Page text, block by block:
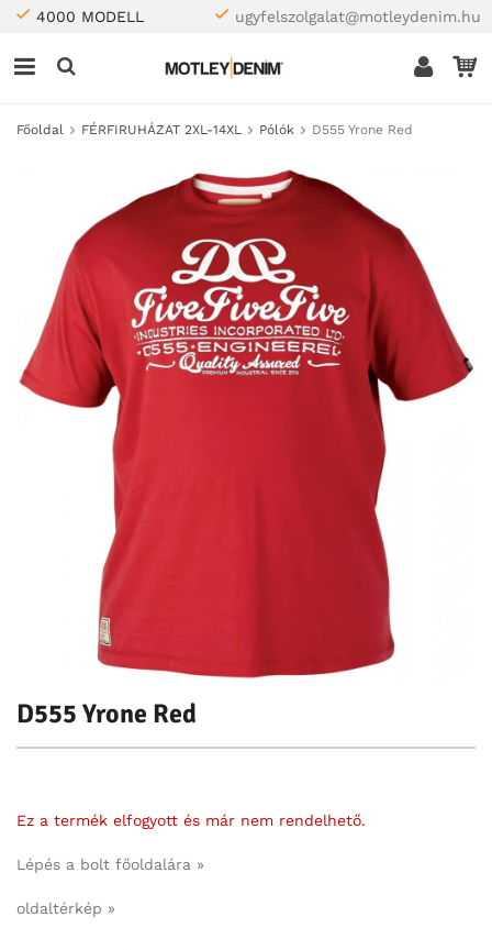
4000 MODELL ugyfelszolgalat@motleydenim.hu
Főoldal FÉRFIRUHÁZAT 2XL-14XL Pólók D555 Yrone Red
D555 Yrone Red
Ez a termék elfogyott és már nem rendelhető.
Lépés a bolt főoldalára »
oldaltérkép »